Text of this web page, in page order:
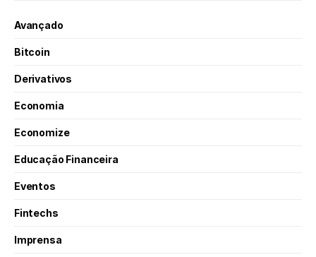
Avançado
Bitcoin
Derivativos
Economia
Economize
Educação Financeira
Eventos
Fintechs
Imprensa